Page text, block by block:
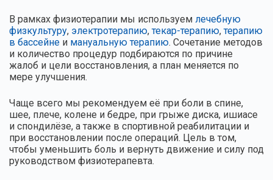
В рамках физиотерапии мы используем лечебную
физкультуру, электротерапию,текар-терапию,терапию
в бассейне и мануальную терапию. Сочетание методов
и количество процедур подбираются по причине
жалоб и цели восстановления, а план меняется по
мере улучшения.
Чаще всего мы рекомендуем её при боли в спине,
шее, плече, колене и бедре, при грыже диска, ишиасе
и спондилёзе, а также в спортивной реабилитации и
при восстановлении после операций. Цель в том,
чтобы уменьшить боль и вернуть движение и силу под
руководством физиотерапевта.